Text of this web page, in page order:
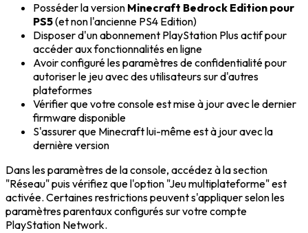
Posséder la version Minecraft Bedrock Edition pour
PS5(et non l'ancienne PS4 Edition)
Disposer d'un abonnement PlayStation Plus actif pour
accéder aux fonctionnalités en ligne
Avoir configuré les paramètres de confidentialité pour
autoriser le jeu avec des utilisateurs sur d'autres
plateformes
Vérifier que votre console est mise à jour avec le dernier
firmware disponible
S'assurer que Minecraft lui-même est à jour avec la
dernière version
Dans les paramètres de la console, accédez à la section
"Réseau" puis vérifiez que l'option "Jeu multiplateforme" est
activée. Certaines restrictions peuvent s'appliquer selon les
paramètres parentaux configurés sur votre compte
PlayStation Network.